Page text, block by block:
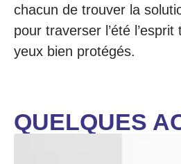
chacun de trouver la
pour traverser l’été
yeux bien protégés.
QUELQUES